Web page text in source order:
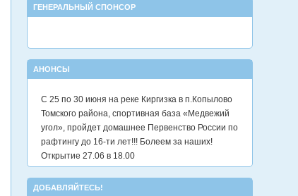
ГЕНЕРАЛЬНЫЙ СПОНСОР
АНОНСЫ
С 25 по 30 июня на реке Киргизка в п.Копылово
Томского района, спортивная база «Медвежий
угол», пройдет домашнее Первенство России по
рафтингу до 16-ти лет!!! Болеем за наших!
Открытие 27.06 в 18.00
ДОБАВЛЯЙТЕСЬ!